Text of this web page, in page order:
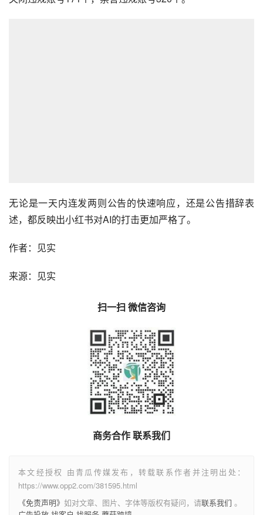
无论是一天内连发两则公告的快速响应，还是公告措辞表
述，都反映出小红书对AI的打击更加严格了。
作者：见实
来源：见实
扫一扫 微信咨询
商务合作 联系我们
本文经授权 由青瓜传媒发布，转载联系作者并注明出处：
https://www.opp2.com/381595.html
《免责声明》 如对文章、图片、字体等版权有疑问，请联系我们 。